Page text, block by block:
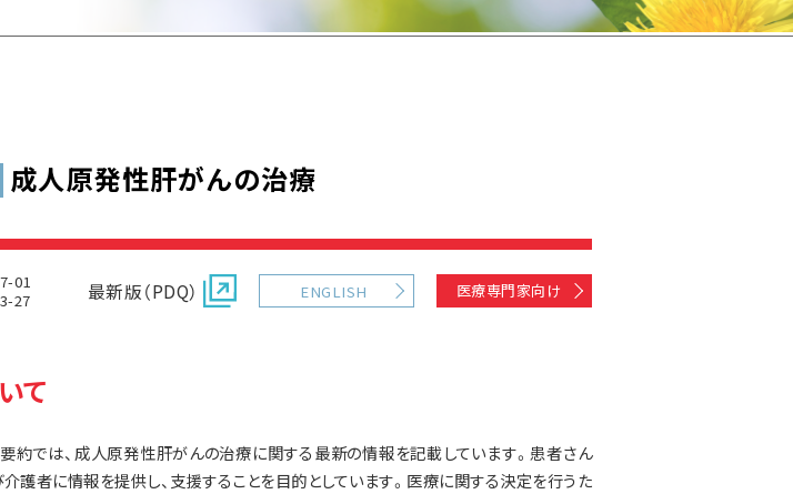
成人原発性肝がんの治療
01
27
最新版（PDQ） ENGLISH 医療専門家向け
て
約では、成人原発性肝がんの治療に関する最新の情報を記載しています。患者さん
介護者に情報を提供し、支援することを目的としています。医療に関する決定を行うた